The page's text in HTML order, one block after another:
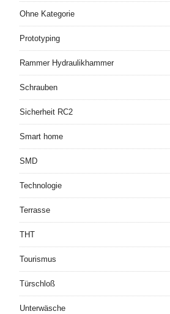
Ohne Kategorie
Prototyping
Rammer Hydraulikhammer
Schrauben
Sicherheit RC2
Smart home
SMD
Technologie
Terrasse
THT
Tourismus
Türschloß
Unterwäsche